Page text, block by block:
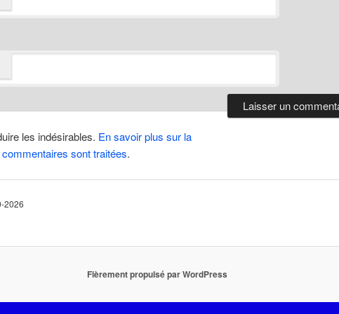
les indésirables. En savoir plus sur la
sont traitées.
2026
Fièrement propulsé par WordPress